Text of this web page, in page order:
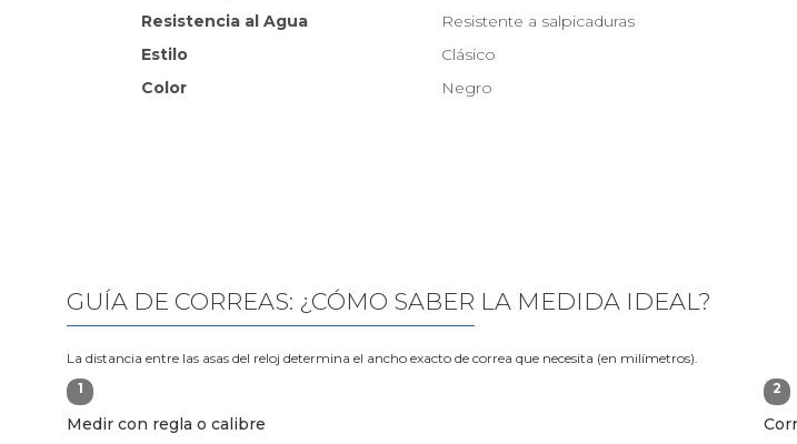
Resistencia al Agua
Resistente a salpicaduras
Estilo
Clásico
Color
Negro
GUÍA DE CORREAS: ¿CÓMO SABER LA MEDIDA IDEAL?
La distancia entre las asas del reloj determina el ancho exacto de correa que necesita (en milímetros).
1
Medir con regla o calibre
2